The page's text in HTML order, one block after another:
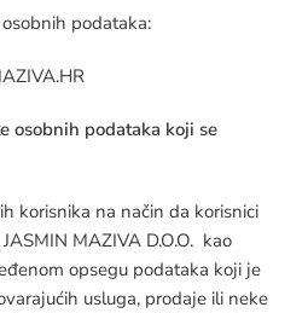
podataka:
osobnih podataka koji se
korisnika na način da korisnici
MAZIVA D.O.O. kao
opsegu podataka koji je
usluga, prodaje ili neke